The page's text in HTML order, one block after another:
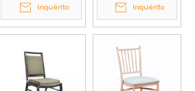
restaurante com
assento curvo
Inquérito
de hotel de
design de luxo
Inquérito